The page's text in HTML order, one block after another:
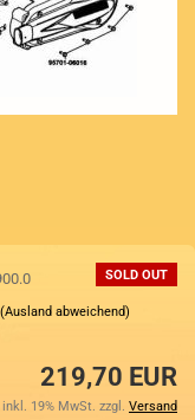
SOLD OUT
(Ausland abweichend)
219,70 EUR
inkl. 19% MwSt. zzgl. Versand